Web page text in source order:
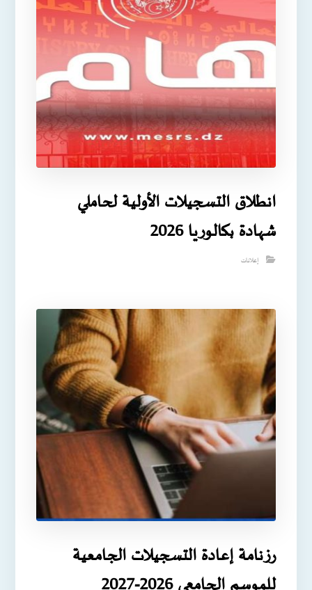
انطلاق التسجيلات الأولية لحاملي
شهادة بكالوريا 2026
إعلانات
رزنامة إعادة التسجيلات الجامعية